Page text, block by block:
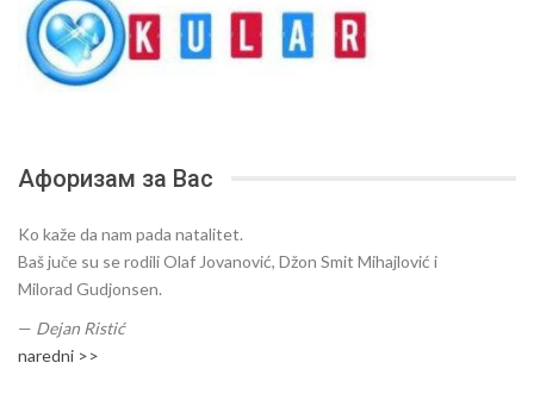
Афоризам за Вас
Ko kaže da nam pada natalitet.
Baš juče su se rodili Olaf Jovanović, Džon Smit Mihajlović i
Milorad Gudjonsen.
— Dejan Ristić
naredni >>